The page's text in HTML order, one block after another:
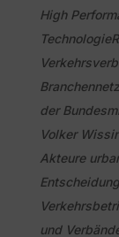
High
der
Volker
Akteure
und